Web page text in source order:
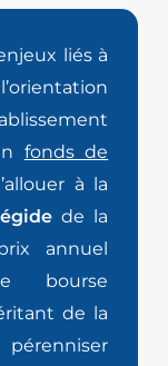
liés à
fonds de
à la
de la
annuel
bourse
de la